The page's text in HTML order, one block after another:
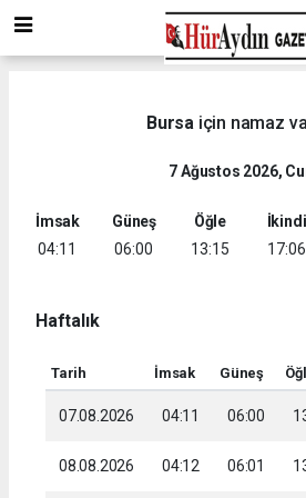
Bursa için namaz
7 Ağustos 2026,
İmsak
04:11
Güneş
06:00
Öğle
13:15
İkindi
17:06
Haftalık
Tarih İmsak Güneş
07.08.2026 04:11 06:00
08.08.2026 04:12 06:01